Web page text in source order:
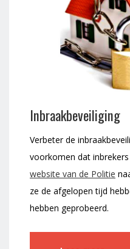
Inbraakbeveiliging
Verbeter de
voorkomen dat
website van de Politie
ze de afgelopen tijd
hebben geprobeerd.